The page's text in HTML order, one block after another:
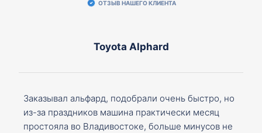
ОТЗЫВ НАШЕГО КЛИЕНТА
Toyota Alphard
Заказывал альфард, подобрали очень быстро, но
из-за праздников машина практически месяц
простояла во Владивостоке, больше минусов не